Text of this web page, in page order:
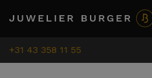
+31 43 358 11 55